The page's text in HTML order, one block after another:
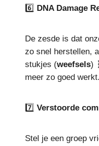
6️⃣ DNA Damage
De zesde is dat
zo snel herstellen,
stukjes (weefsels)
meer zo goed werkt.
7️⃣ Verstoorde
Stel je een groep